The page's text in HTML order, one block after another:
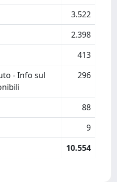
3.522
2.398
413
- Info sul
296
88
9
10.554